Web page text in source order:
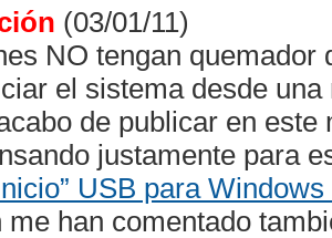
(03/01/11)
NO tengan quemador
el sistema desde
de publicar en este
justamente para
USB para
me han comentado